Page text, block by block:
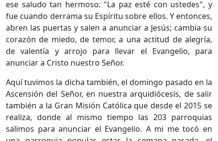
ese saludo tan hermoso: "La paz esté con ustedes", y
fue cuando derrama su Espíritu sobre ellos. Y entonces,
abren las puertas y salen a anunciar a Jesús; cambia su
corazón de miedo, de temor, a una actitud de alegría,
de valentía y arrojo para llevar el Evangelio, para
anunciar a Cristo nuestro Señor.
Aquí tuvimos la dicha también, el domingo pasado en la
Ascensión del Señor, en nuestra arquidiócesis, de salir
también a la Gran Misión Católica que desde el 2015 se
realiza, donde al mismo tiempo las 203 parroquias
salimos para anunciar el Evangelio. A mi me tocó en